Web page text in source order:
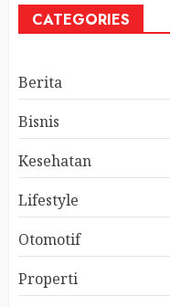
CATEGORIES
Berita
Bisnis
Kesehatan
Lifestyle
Otomotif
Properti